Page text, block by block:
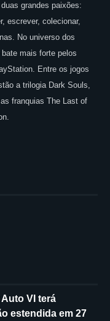
grandes paixões:
escrever, colecionar,
No universo dos
mais forte pelos
Entre os jogos
a trilogia Dark Souls,
franquias The Last of
VI terá
estendida em 27